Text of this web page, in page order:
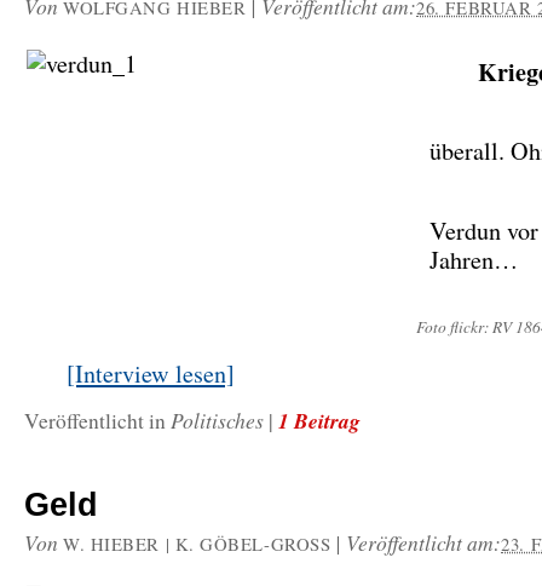
WOLFGANG HIEBER 26. FEBRUAR
überall.
Verdun
Jahren…
Foto flickr: RV
[Interview lesen]
Veröffentlicht in Politisches | 1 Beitrag
Geld
Von W. HIEBER | K. GÖBEL-GROSS | Veröffentlicht am:23.